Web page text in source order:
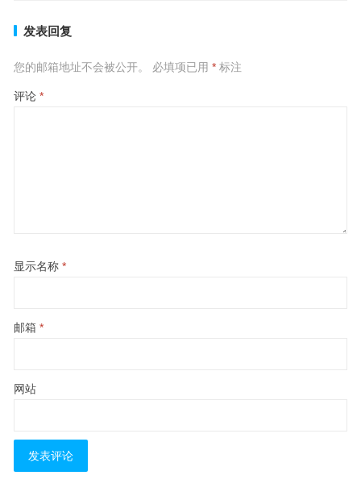
发表回复
您的邮箱地址不会被公开。 必填项已用 *标注
评论 *
显示名称 *
邮箱 *
网站